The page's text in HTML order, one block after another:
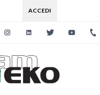
ACCEDI
FacebookInstagramLinkedinTwitter